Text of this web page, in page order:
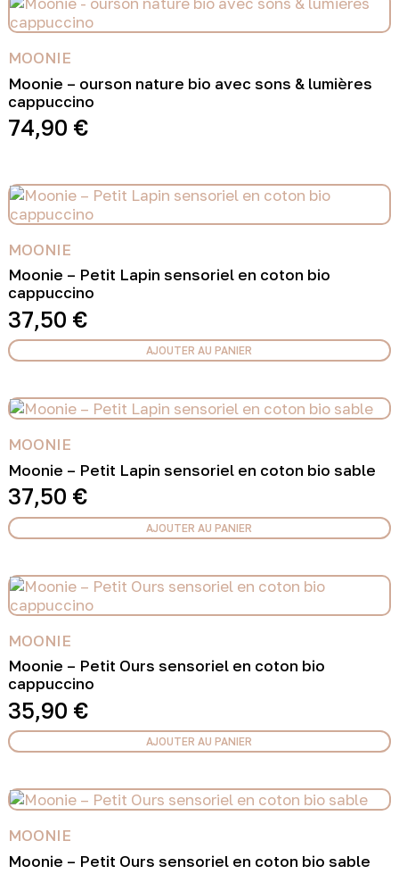
MOONIE
Moonie – ourson nature bio avec sons & lumières
cappuccino
74,90 €
MOONIE
Moonie – Petit Lapin sensoriel en coton bio
cappuccino
37,50 €
AJOUTER AU PANIER
MOONIE
Moonie – Petit Lapin sensoriel en coton bio sable
37,50 €
AJOUTER AU PANIER
MOONIE
Moonie – Petit Ours sensoriel en coton bio
cappuccino
35,90 €
AJOUTER AU PANIER
MOONIE
Moonie – Petit Ours sensoriel en coton bio sable